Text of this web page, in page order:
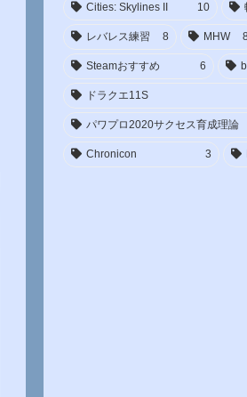
Cities: Skylines II 10
レバレス練習 8 MHW
Steamおすすめ 6
ドラクエ11S
パワプロ2020サクセス育成理論
Chronicon 3